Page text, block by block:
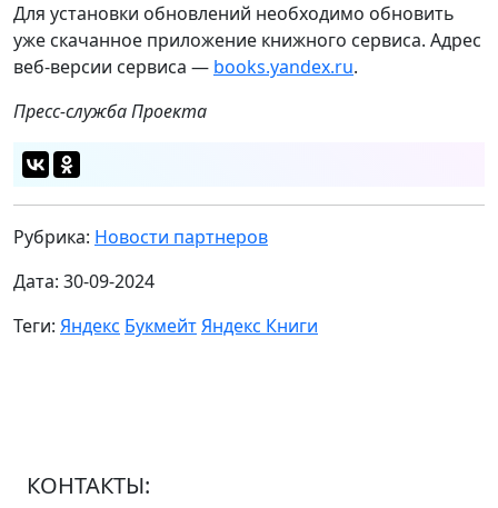
Для установки обновлений необходимо обновить
уже скачанное приложение книжного сервиса. Адрес
веб-версии сервиса — books.yandex.ru.
Пресс-служба Проекта
Рубрика: Новости партнеров
Дата: 30-09-2024
Теги: Яндекс БукмейтЯндекс Книги
КОНТАКТЫ: